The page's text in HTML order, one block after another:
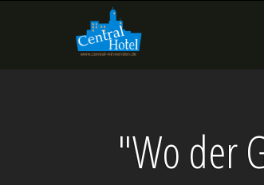
"Wo der